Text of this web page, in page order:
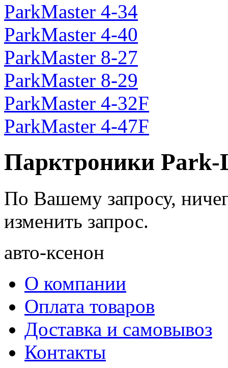
ParkMaster 4-34
ParkMaster 4-40
ParkMaster 8-27
ParkMaster 8-29
ParkMaster 4-32F
ParkMaster 4-47F
Парктроники Park-
По Вашему запросу,
изменить запрос.
авто-ксенон
О компании
Оплата товаров
Доставка и самовывоз
Контакты